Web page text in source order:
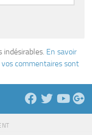
indésirables. En savoir
commentaires sont